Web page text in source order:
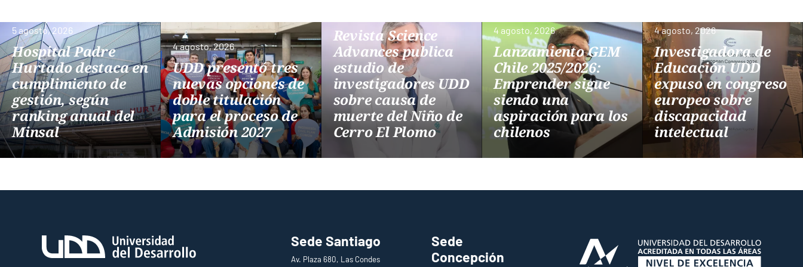
5 agosto, 2026
Hospital Padre
Hurtado destaca en
cumplimiento de
gestión, según
ranking anual del
Minsal
4 agosto, 2026
UDD presentó tres
nuevas opciones de
doble titulación
para el proceso de
Admisión 2027
Revista Science
Advances publica
estudio de
investigadores UDD
sobre causa de
muerte del Niño de
Cerro El Plomo
4 agosto, 2026
Lanzamiento GEM
Chile 2025/2026:
Emprender sigue
siendo una
aspiración para los
chilenos
4 agosto, 2026
Investigadora de
Educación UDD
expuso en congreso
europeo sobre
discapacidad
intelectual
Sede Santiago
Av. Plaza 680, Las Condes
Sede
Concepción